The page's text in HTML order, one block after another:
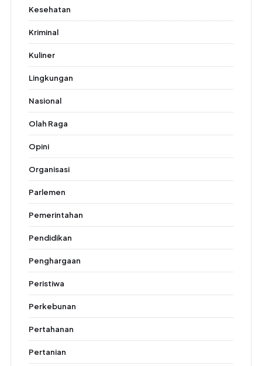
Kesehatan
Kriminal
Kuliner
Lingkungan
Nasional
Olah Raga
Opini
Organisasi
Parlemen
Pemerintahan
Pendidikan
Penghargaan
Peristiwa
Perkebunan
Pertahanan
Pertanian